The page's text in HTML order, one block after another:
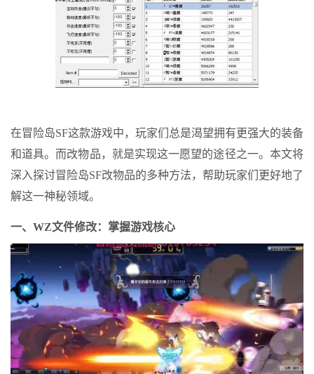
在冒险岛SF这款游戏中，玩家们总是渴望拥有更强大的装备
和道具。而改物品，就是实现这一愿望的途径之一。本文将
深入探讨冒险岛SF改物品的多种方法，帮助玩家们更好地了
解这一神秘领域。
一、WZ文件修改：掌握游戏核心